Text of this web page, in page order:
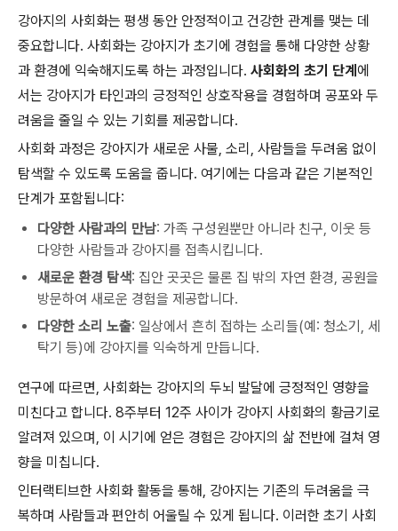
강아지의 사회화는 평생 동안 안정적이고 건강한 관계를 맺는 데
중요합니다. 사회화는 강아지가 초기에 경험을 통해 다양한 상황
과 환경에 익숙해지도록 하는 과정입니다. 사회화의 초기 단계 에
서는 강아지가 타인과의 긍정적인 상호작용을 경험하며 공포와 두
려움을 줄일 수 있는 기회를 제공합니다.
사회화 과정은 강아지가 새로운 사물, 소리, 사람들을 두려움 없이
탐색할 수 있도록 도움을 줍니다. 여기에는 다음과 같은 기본적인
단계가 포함됩니다:
다양한 사람과의 만남: 가족 구성원뿐만 아니라 친구, 이웃 등
다양한 사람들과 강아지를 접촉시킵니다.
새로운 환경 탐색: 집안 곳곳은 물론 집 밖의 자연 환경, 공원을
방문하여 새로운 경험을 제공합니다.
다양한 소리 노출: 일상에서 흔히 접하는 소리들(예: 청소기, 세
탁기 등)에 강아지를 익숙하게 만듭니다.
연구에 따르면, 사회화는 강아지의 두뇌 발달에 긍정적인 영향을
미친다고 합니다. 8주부터 12주 사이가 강아지 사회화의 황금기로
알려져 있으며, 이 시기에 얻은 경험은 강아지의 삶 전반에 걸쳐 영
향을 미칩니다.
인터랙티브한 사회화 활동을 통해, 강아지는 기존의 두려움을 극
복하며 사람들과 편안히 어울릴 수 있게 됩니다. 이러한 초기 사회